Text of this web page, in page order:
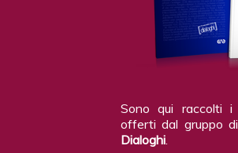
Sono qui raccolti i
offerti dal gruppo
Dialoghi.